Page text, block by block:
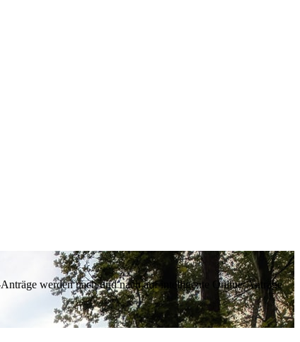
werden nach und nach auf intelligente Online-Anträge